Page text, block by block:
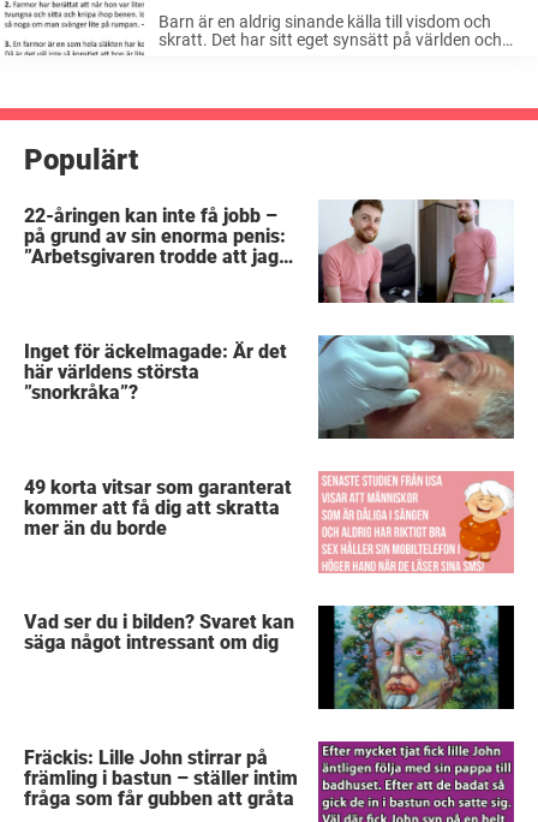
Barn är en aldrig sinande källa till visdom och
skratt. Det har sitt eget synsätt på världen och
Populärt
22-åringen kan inte få jobb –
på grund av sin enorma penis:
”Arbetsgivaren trodde att jag
Inget för äckelmagade: Är det
här världens största
”snorkråka”?
49 korta vitsar som garanterat
kommer att få dig att skratta
mer än du borde
Vad ser du i bilden? Svaret kan
säga något intressant om dig
Fräckis: Lille John stirrar på
främling i bastun – ställer intim
fråga som får gubben att gråta